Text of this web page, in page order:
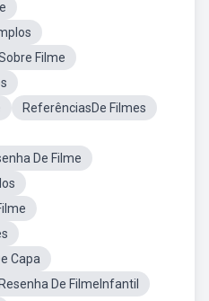
Filme
ReferênciasDe Filmes
De Filme
Capa
Resenha De FilmeInfantil